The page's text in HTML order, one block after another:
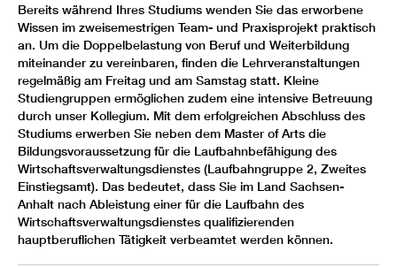
Bereits während Ihres Studiums wenden Sie das erworbene
Wissen im zweisemestrigen Team- und Praxisprojekt praktisch
an. Um die Doppelbelastung von Beruf und Weiterbildung
miteinander zu vereinbaren, finden die Lehrveranstaltungen
regelmäßig am Freitag und am Samstag statt. Kleine
Studiengruppen ermöglichen zudem eine intensive Betreuung
durch unser Kollegium. Mit dem erfolgreichen Abschluss des
Studiums erwerben Sie neben dem Master of Arts die
Bildungsvoraussetzung für die Laufbahnbefähigung des
Wirtschaftsverwaltungsdienstes (Laufbahngruppe 2, Zweites
Einstiegsamt). Das bedeutet, dass Sie im Land Sachsen-
Anhalt nach Ableistung einer für die Laufbahn des
Wirtschaftsverwaltungsdienstes qualifizierenden
hauptberuflichen Tätigkeit verbeamtet werden können.